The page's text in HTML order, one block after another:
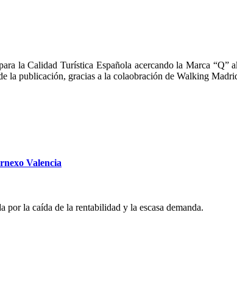
la Calidad Turística Española acercando la Marca “Q”
la publicación, gracias a la colaobración de Walking
Valencia
por la caída de la rentabilidad y la escasa demanda.